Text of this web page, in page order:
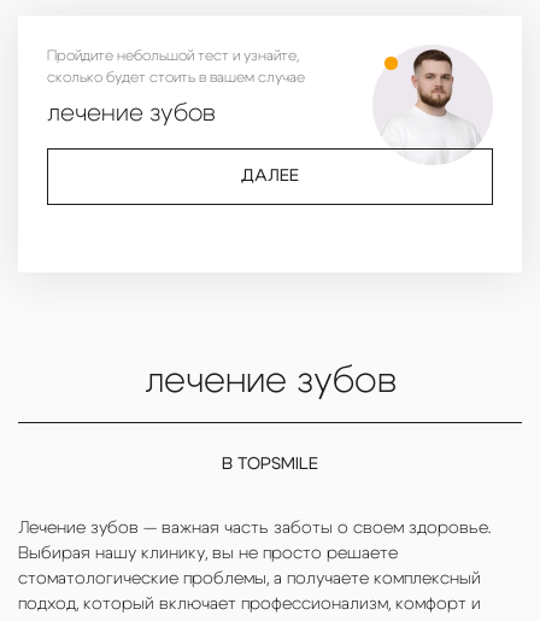
Пройдите небольшой тест и узнайте,
сколько будет стоить в вашем случае
лечение зубов
ДАЛЕЕ
лечение зубов
В TOPSMILE
Лечение зубов — важная часть заботы о своем здоровье.
Выбирая нашу клинику, вы не просто решаете
стоматологические проблемы, а получаете комплексный
подход, который включает профессионализм, комфорт и